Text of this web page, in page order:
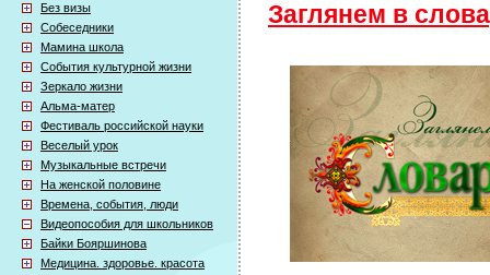
Без визы
Собеседники
Мамина школа
События культурной жизни
Зеркало жизни
Альма-матер
Фестиваль российской науки
Веселый урок
Музыкальные встречи
На женской половине
Времена, события, люди
Видеопособия для школьников
Байки Бояршинова
Медицина. здоровье. красота
Заглянем в